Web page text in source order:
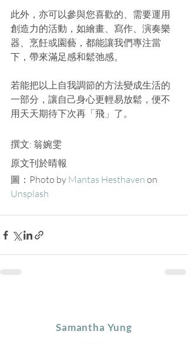
此外，亦可以參與您喜歡的、需要運用
創造力的活動，如繪畫、寫作、演奏樂
器、烹飪或園藝，都能讓我們專注當
下，帶來滿足感和鬆弛感。
若能把以上自我調節的方法變成生活的
一部分，讓自己身心更輕易放鬆，便不
用天天期待下次再「飛」了。
撰文: 翁婉雯
原文刊於晴報
圖：Photo by Mantas Hesthaven on
Unsplash
Samantha Yung